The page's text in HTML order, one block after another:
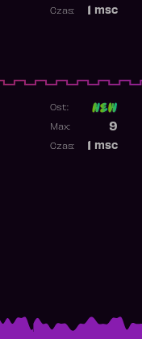
msc
Czas:
Ost:
9
Max:
msc
Czas: